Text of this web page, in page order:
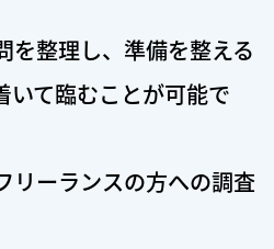
を整理し、準備を整える
いて臨むことが可能で
リーランスの方への調査